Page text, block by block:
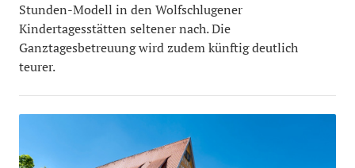
Stunden-Modell in den Wolfschlugener
Kindertagesstätten seltener nach. Die
Ganztagesbetreuung wird zudem künftig deutlich
teurer.